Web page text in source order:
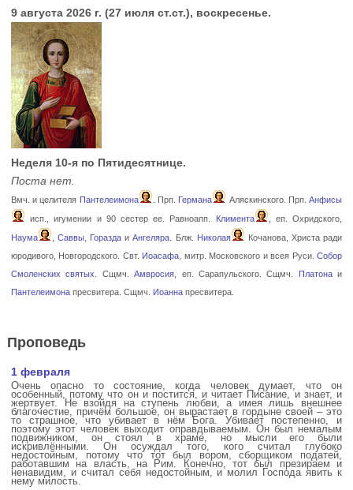
9 августа 2026 г. (27 июля ст.ст.), воскресенье.
Неделя 10-я по Пятидесятнице.
Поста нет.
Вмч. и целителя Пантелеимона . Прп. Германа Аляскинского. Прп.Анфисы
исп., игумении и 90 сестер ее. Равноапп.
Климента
, еп. Охридского,
Наума
,Саввы Горазда иАнгеляра . Блж. Николая
Кочанова, Христа ради
юродивого, Новгородского. Свт. Иоасафа , митр. Московского и всея Руси.Собор
Смоленских святых
. Сщмч.Амвросия , еп. Сарапульского. Сщмч. Платонаи
Пантелеимонапресвитера. Сщмч. Иоаннапресвитера.
Проповедь
1 февраля
Очень опасно то состояние, когда человек думает, что он
особенный, потому что он и постится, и читает Писание, и знает, и
жертвует. Не взойдя на ступень любви, а имея лишь внешнее
благочестие, причём большое, он вырастает в гордыне своей – это
то страшное, что убивает в нём Бога. Убивает постепенно, и
поэтому этот человек выходит оправдываемым. Он был немалым
подвижником, он стоял в храме, но мысли его были
искривлёнными. Он осуждал того, кого считал глубоко
недостойным, потому что тот был вором, сборщиком податей,
работавшим на власть, на Рим. Конечно, тот был презираем и
ненавидим, и считал себя недостойным, и молил Господа явить к
нему милость.